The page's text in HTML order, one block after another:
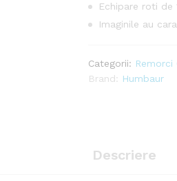
Echipare roti de
Imaginile au
Categorii: Remorci
Brand: Humbaur
Descriere